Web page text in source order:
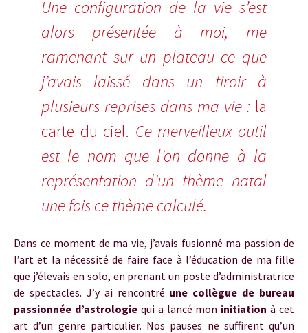
Une configuration de la vie s’est
alors présentée à moi, me
ramenant sur un plateau ce que
j’avais laissé dans un tiroir à
plusieurs reprises dans ma vie : la
carte du ciel. Ce merveilleux outil
est le nom que l’on donne à la
représentation d’un thème natal
une fois ce thème calculé.
Dans ce moment de ma vie, j’avais fusionné ma passion de
l’art et la nécessité de faire face à l’éducation de ma fille
que j’élevais en solo, en prenant un poste d’administratrice
de spectacles. J’y ai rencontré une collègue de bureau
passionnée d’astrologiequi a lancé mon initiation à cet
art d’un genre particulier. Nos pauses ne suffirent qu’un